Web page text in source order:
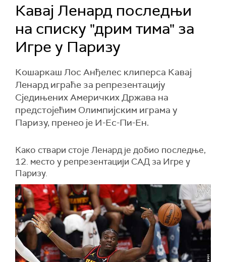
Кавај Ленард последњи
на списку "дрим тима" за
Игре у Паризу
Кошаркаш Лос Анђелес клиперса Кавај
Ленард играће за репрезентацију
Сједињених Америчких Држава на
предстојећим Олимпијским играма у
Паризу, пренео је И-Ес-Пи-Ен.
Како ствари стоје Ленард је добио последње,
12. место у репрезентацији САД за Игре у
Паризу.